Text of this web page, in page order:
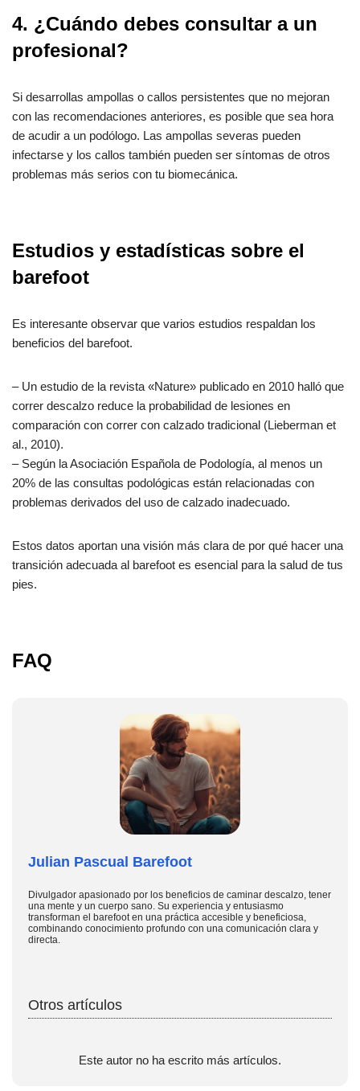
4. ¿Cuándo debes consultar a un
profesional?
Si desarrollas ampollas o callos persistentes que no mejoran
con las recomendaciones anteriores, es posible que sea hora
de acudir a un podólogo. Las ampollas severas pueden
infectarse y los callos también pueden ser síntomas de otros
problemas más serios con tu biomecánica.
Estudios y estadísticas sobre el
barefoot
Es interesante observar que varios estudios respaldan los
beneficios del barefoot.
– Un estudio de la revista «Nature» publicado en 2010 halló que
correr descalzo reduce la probabilidad de lesiones en
comparación con correr con calzado tradicional (Lieberman et
al., 2010).
– Según la Asociación Española de Podología, al menos un
20% de las consultas podológicas están relacionadas con
problemas derivados del uso de calzado inadecuado.
Estos datos aportan una visión más clara de por qué hacer una
transición adecuada al barefoot es esencial para la salud de tus
pies.
FAQ
Julian Pascual Barefoot
Divulgador apasionado por los beneficios de caminar descalzo, tener
una mente y un cuerpo sano. Su experiencia y entusiasmo
transforman el barefoot en una práctica accesible y beneficiosa,
combinando conocimiento profundo con una comunicación clara y
directa.
Otros artículos
Este autor no ha escrito más artículos.